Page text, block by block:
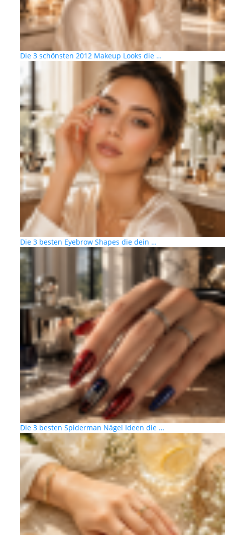
Die 3 schönsten 2012 Makeup Looks die …
Die 3 besten Eyebrow Shapes die dein …
Die 3 besten Spiderman Nägel Ideen die …